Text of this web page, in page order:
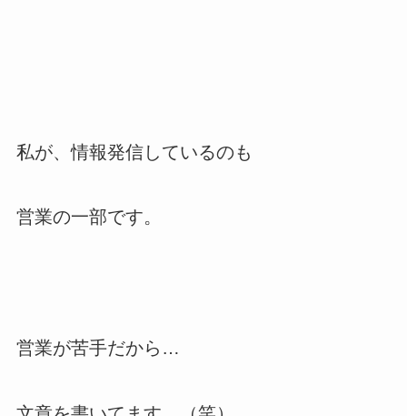
私が、情報発信しているのも
営業の一部です。
営業が苦手だから…